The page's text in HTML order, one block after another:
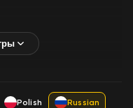
Polish
Russian